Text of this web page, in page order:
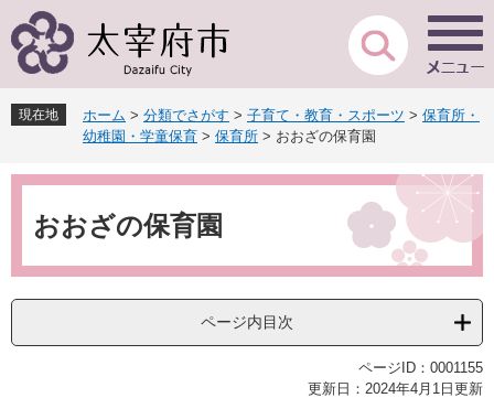
ー
先
頭
す
ニ
を
飛
し
現在地 ホーム > 分類でさがす > 子育て・教育・スポーツ > 保育所・
幼稚園・学童保育 > 保育所 > おおざの保育園
本
おおざの保育園
ページ内目次
ページID：0001155
更新日：2024年4月1日更新